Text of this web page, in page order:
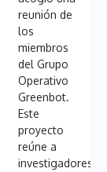
reunión de
los
miembros
del Grupo
Operativo
Greenbot.
Este
proyecto
reúne a
investigadores